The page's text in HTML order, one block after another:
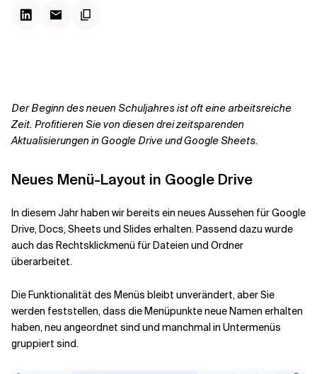
Verwandte Themen
Der Beginn des neuen Schuljahres ist oft eine arbeitsreiche
Zeit. Profitieren Sie von diesen drei zeitsparenden
Aktualisierungen in Google Drive und Google Sheets.
Neues Menü-Layout in Google Drive
In diesem Jahr haben wir bereits ein neues Aussehen für Google
Drive, Docs, Sheets und Slides erhalten. Passend dazu wurde
auch das Rechtsklickmenü für Dateien und Ordner
überarbeitet.
Die Funktionalität des Menüs bleibt unverändert, aber Sie
werden feststellen, dass die Menüpunkte neue Namen erhalten
haben, neu angeordnet sind und manchmal in Untermenüs
gruppiert sind.